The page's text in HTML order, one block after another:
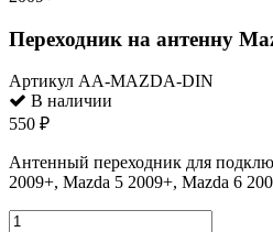
Переходник на антенну
Артикул AA-MAZDA-DIN
В наличии
550 ₽
Антенный переходник для
2009+, Mazda 5 2009+, Mazda 6